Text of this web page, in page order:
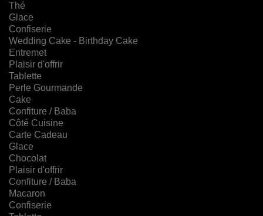
Thé
Glace
Confiserie
Wedding Cake - Birthday Cake
Entremet
Plaisir d'offrir
Tablette
Perle Gourmande
Cake
Confiture / Baba
Côté Cuisine
Carte Cadeau
Glace
Chocolat
Plaisir d'offrir
Confiture / Baba
Macaron
Confiserie